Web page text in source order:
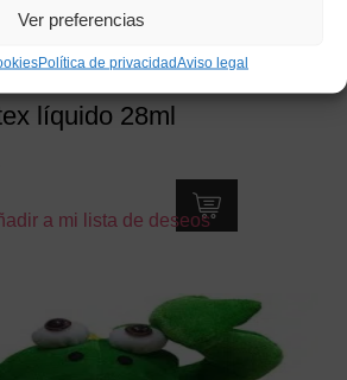
Ver preferencias
Política de privacidadAviso legal
líquido 28ml
a mi lista de deseos